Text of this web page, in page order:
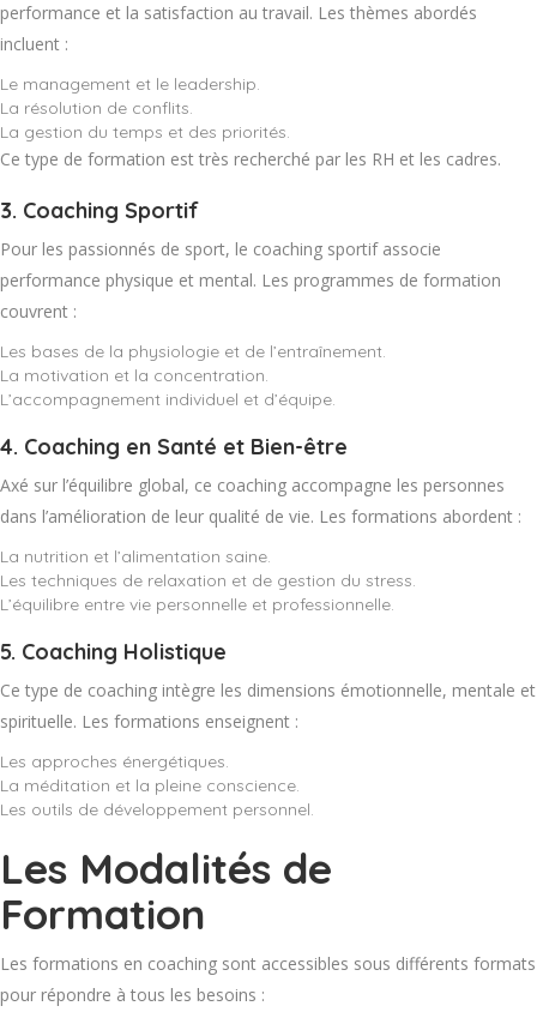
performance et la satisfaction au travail. Les thèmes abordés
incluent :
Le management et le leadership.
La résolution de conflits.
La gestion du temps et des priorités.
Ce type de formation est très recherché par les RH et les cadres.
3. Coaching Sportif
Pour les passionnés de sport, le coaching sportif associe
performance physique et mental. Les programmes de formation
couvrent :
Les bases de la physiologie et de l’entraînement.
La motivation et la concentration.
L’accompagnement individuel et d’équipe.
4. Coaching en Santé et Bien-être
Axé sur l’équilibre global, ce coaching accompagne les personnes
dans l’amélioration de leur qualité de vie. Les formations abordent :
La nutrition et l’alimentation saine.
Les techniques de relaxation et de gestion du stress.
L’équilibre entre vie personnelle et professionnelle.
5. Coaching Holistique
Ce type de coaching intègre les dimensions émotionnelle, mentale et
spirituelle. Les formations enseignent :
Les approches énergétiques.
La méditation et la pleine conscience.
Les outils de développement personnel.
Les Modalités de
Formation
Les formations en coaching sont accessibles sous différents formats
pour répondre à tous les besoins :